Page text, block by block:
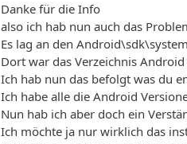
Danke für die Info
also ich hab nun auch das
Es lag an den
Dort war das Verzeichnis
Ich hab nun das befolgt was du
Ich habe alle die Android
Nun hab ich aber doch ein
Ich möchte ja nur wirklich das